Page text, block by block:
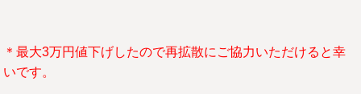
＊最大3万円値下げしたので再拡散にご協力いただけると幸
いです。